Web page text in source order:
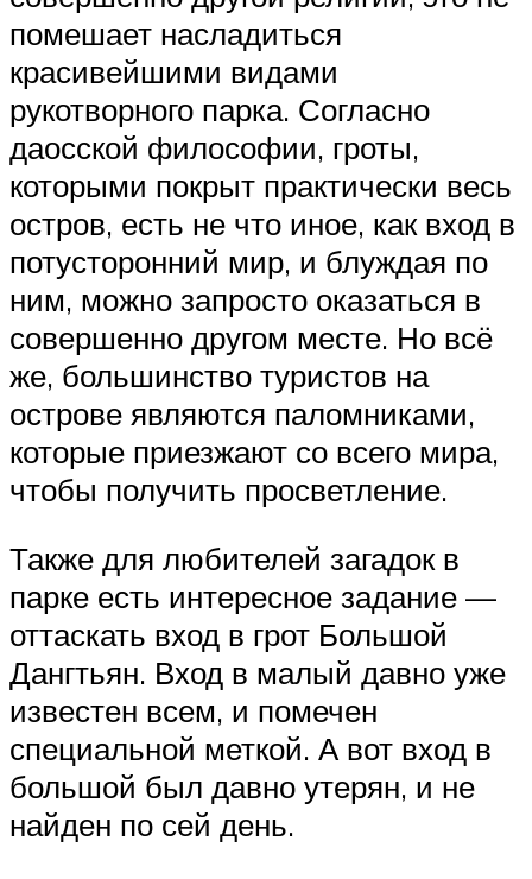
помешает насладиться
красивейшими видами
рукотворного парка. Согласно
даосской философии, гроты,
которыми покрыт практически весь
остров, есть не что иное, как вход в
потусторонний мир, и блуждая по
ним, можно запросто оказаться в
совершенно другом месте. Но всё
же, большинство туристов на
острове являются паломниками,
которые приезжают со всего мира,
чтобы получить просветление.
Также для любителей загадок в
парке есть интересное задание —
оттаскать вход в грот Большой
Дангтьян. Вход в малый давно уже
известен всем, и помечен
специальной меткой. А вот вход в
большой был давно утерян, и не
найден по сей день.